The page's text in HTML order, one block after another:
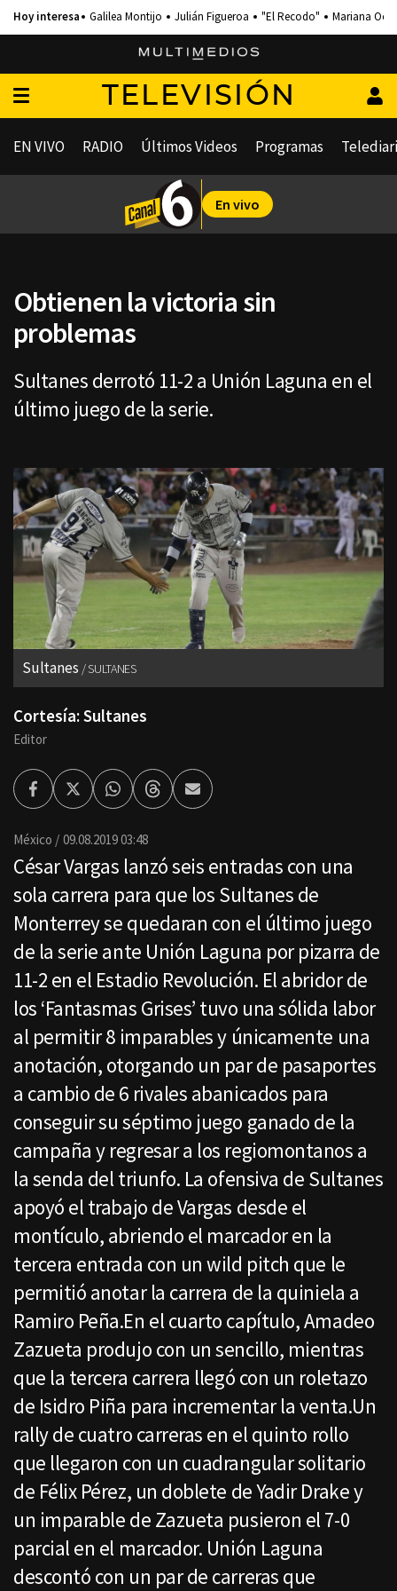
Galilea Montijo Julián Figueroa "El Recodo" Mariana
TELEVISIÓN
EN VIVO RADIO Últimos Videos Programas
En vivo
Obtienen la victoria sin
problemas
Sultanes derrotó 11-2 a Unión Laguna en el
último juego de la serie.
Sultanes SULTANES
Cortesía: Sultanes
Editor
FacebookTwitterWhatsappThreadsEnviar
por
México 09.08.2019 03:48
César Vargas lanzó seis entradas con una
sola carrera para que los Sultanes de
Monterrey se quedaran con el último juego
de la serie ante Unión Laguna por pizarra de
11-2 en el Estadio Revolución. El abridor de
los ‘Fantasmas Grises’ tuvo una sólida labor
al permitir 8 imparables y únicamente una
anotación, otorgando un par de pasaportes
a cambio de 6 rivales abanicados para
conseguir su séptimo juego ganado de la
campaña y regresar a los regiomontanos a
la senda del triunfo. La ofensiva de Sultanes
apoyó el trabajo de Vargas desde el
montículo, abriendo el marcador en la
tercera entrada con un wild pitch que le
permitió anotar la carrera de la quiniela a
Ramiro Peña.En el cuarto capítulo, Amadeo
Zazueta produjo con un sencillo, mientras
que la tercera carrera llegó con un roletazo
de Isidro Piña para incrementar la venta.Un
rally de cuatro carreras en el quinto rollo
que llegaron con un cuadrangular solitario
de Félix Pérez, un doblete de Yadir Drake y
un imparable de Zazueta pusieron el 7-0
parcial en el marcador. Unión Laguna
descontó con un par de carreras que